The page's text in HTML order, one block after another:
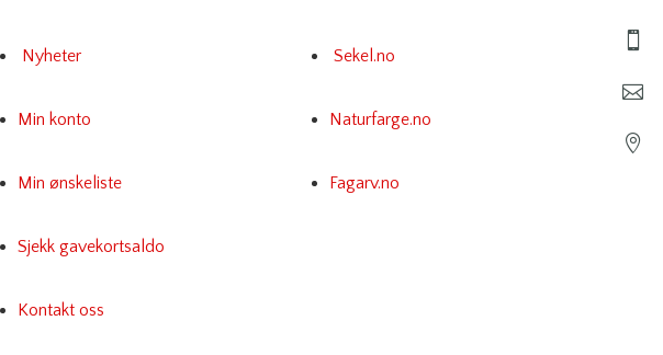
Nyheter
Min konto
Min ønskeliste
Sjekk gavekortsaldo
Kontakt oss
Sekel.no
Naturfarge.no
Fagarv.no


